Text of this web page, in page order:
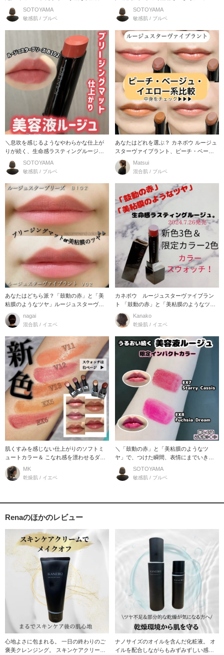
SOTOYAMA
敏感肌 / ブルベ
SOTOYAMA
敏感肌 / ブルベ
＼息吹を感じるようなやわらかな仕上が
りが続く、生命感ラスティングルージュ
／ ●ルージュ
SOTOYAMA
敏感肌 / ブルベ
あなたはどれを選ぶ？ カネボウ ルージュ
スターヴァイブラント、ピーチ・ベージ
ュ・イエロー系
Matsui
混合肌 / ブルベ
あなたはどちら派？「鼓動の赤」と「美
粘膜のようなツヤ」ルージュスターヴァ
イブラントor
nagai
混合肌 / イエベ
カネボウ ルージュスターヴァイブラン
ト 「鼓動の赤」と「美粘膜のようなツ
ヤ」で、つけた瞬
Kanako
乾燥肌 / イエベ
肌くすみを感じない仕上がりのソフトミ
ュートカラー＆ こなれ感を漂わせるダス
ティカラー。
MK
乾燥肌 / イエベ
＼「鼓動の赤」と「美粘膜のようなツ
ヤ」で、つけた瞬間、表情にまでいきい
き感が漲る／ 2
SOTOYAMA
敏感肌 / ブルベ
Renaのほかのレビュー
心地よさに包まれる。 一日の終わりのご
褒美クレンジング。 スキンケアクリーム
ナノサイズのオイルを含んだ化粧液。 オ
イルを配合しながらもみずみずしい感触